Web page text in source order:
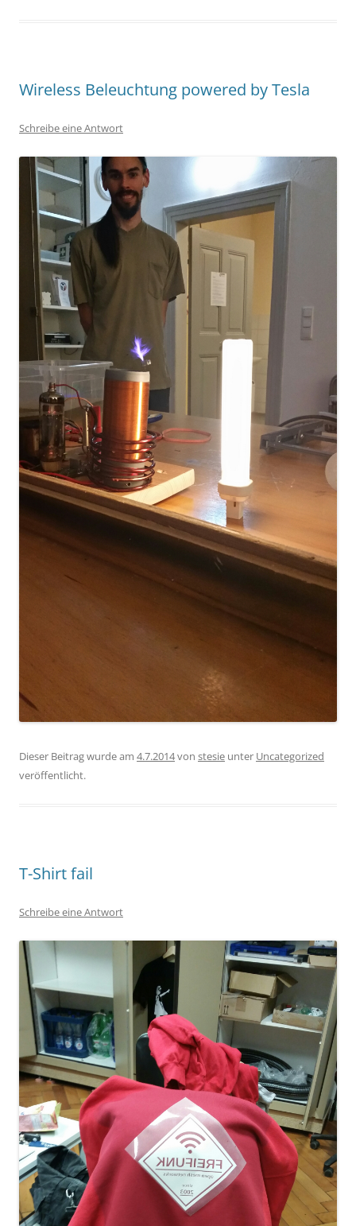
Wireless Beleuchtung powered by Tesla
Schreibe eine Antwort
Dieser Beitrag wurde am 4.7.2014von stesie unter Uncategorized
veröffentlicht.
T-Shirt fail
Schreibe eine Antwort